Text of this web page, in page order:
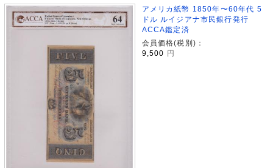
アメリカ紙幣 1850年〜60年代 5
ドル ルイジアナ市民銀行発行
ACCA鑑定済
会員価格(税別)：
9,500 円